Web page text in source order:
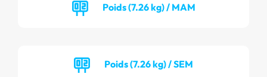
Poids (7.26 kg) / MAM
Poids (7.26 kg) / SEM